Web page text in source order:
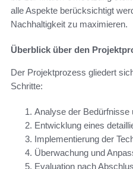
alle Aspekte berücksichtigt
Nachhaltigkeit zu maximieren.
Überblick über den
Der Projektprozess gliedert
Schritte:
Analyse der Bedürfnisse
Entwicklung eines
Implementierung der
Überwachung und
Evaluation nach